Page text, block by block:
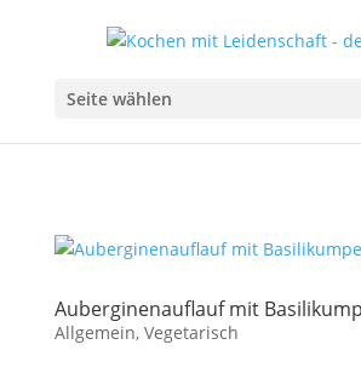
Seite wählen
Auberginenauflauf mit
Allgemein, Vegetarisch